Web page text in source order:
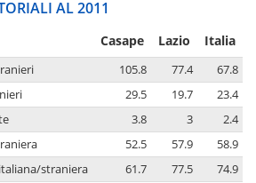
AL 2011
Casape Lazio Italia
105.8 77.4
67.8
29.5 19.7
23.4
3.8 3
2.4
52.5 57.9
58.9
straniera
61.7 77.5
74.9